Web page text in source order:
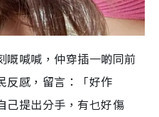
嘅喊喊，仲穿插一啲同前
反感，留言：「好作
己提出分手，有乜好傷